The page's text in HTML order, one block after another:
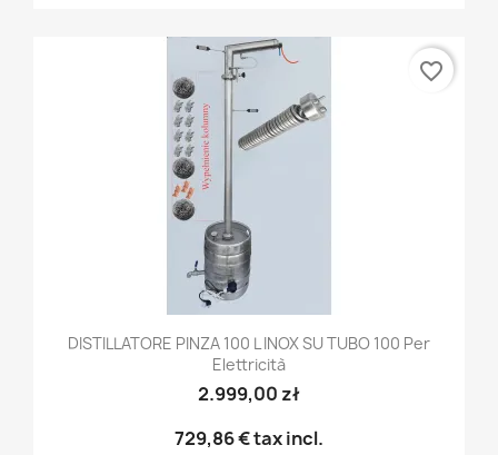
DISTILLATORE PINZA 100 L INOX SU TUBO 100 Per
Elettricità
2.999,00 zł
729,86 €tax incl.
favorite_border